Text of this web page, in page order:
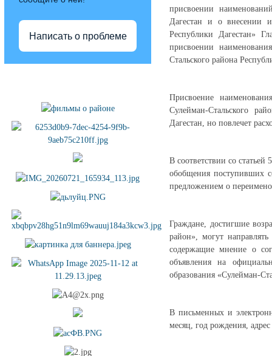
Написать о проблеме
присвоении
Дагестан и о внесении
Республики Дагестан»
присвоении
Стальского района
Присвоение
Сулейман-Стальского
Дагестан, но повлечет
В соответствии со
обобщения поступивших
предложением о
Граждане, достигшие
район», могут
содержащие мнение о
объявления на
образования «Сулейман-
В письменных и
месяц, год рождения, адрес